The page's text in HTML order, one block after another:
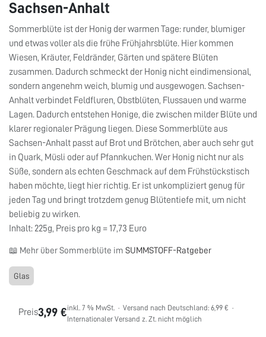
Sachsen-Anhalt
Sommerblüte ist der Honig der warmen Tage: runder, blumiger
und etwas voller als die frühe Frühjahrsblüte. Hier kommen
Wiesen, Kräuter, Feldränder, Gärten und spätere Blüten
zusammen. Dadurch schmeckt der Honig nicht eindimensional,
sondern angenehm weich, blumig und ausgewogen. Sachsen-
Anhalt verbindet Feldfluren, Obstblüten, Flussauen und warme
Lagen. Dadurch entstehen Honige, die zwischen milder Blüte und
klarer regionaler Prägung liegen. Diese Sommerblüte aus
Sachsen-Anhalt passt auf Brot und Brötchen, aber auch sehr gut
in Quark, Müsli oder auf Pfannkuchen. Wer Honig nicht nur als
Süße, sondern als echten Geschmack auf dem Frühstückstisch
haben möchte, liegt hier richtig. Er ist unkompliziert genug für
jeden Tag und bringt trotzdem genug Blütentiefe mit, um nicht
beliebig zu wirken.
Inhalt: 225g, Preis pro kg = 17,73 Euro
📖 Mehr über Sommerblüte im SUMMSTOFF-Ratgeber
Glas
Preis3,99 €inkl. 7 % MwSt. · Versand nach Deutschland: 6,99 € ·
Internationaler Versand z. Zt. nicht möglich